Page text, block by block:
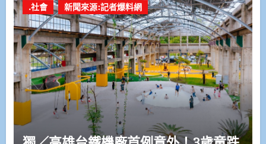
.社會 新聞來源:記者爆料網